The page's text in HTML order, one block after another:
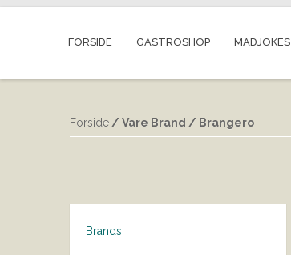
FORSIDE GASTROSHOP MADJOKES
Forside / Vare Brand / Brangero
Brands